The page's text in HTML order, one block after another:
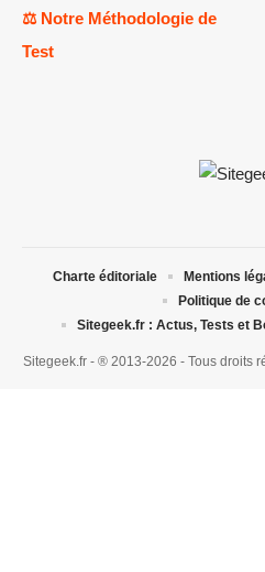
⚖️ Notre Méthodologie de
Test
Sitegeek.fr - ® 2013-2026 - Tous droits
Charte éditoriale Mentions
Politique de
Sitegeek.fr : Actus, Tests et